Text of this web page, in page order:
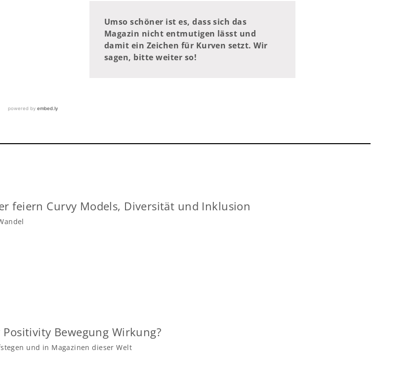
Umso schöner ist es, dass sich das
Magazin nicht entmutigen lässt und
damit ein Zeichen für Kurven setzt. Wir
sagen, bitte weiter so!
feiern Curvy Models, Diversität und Inklusion
Bewegung Wirkung?
und in Magazinen dieser Welt